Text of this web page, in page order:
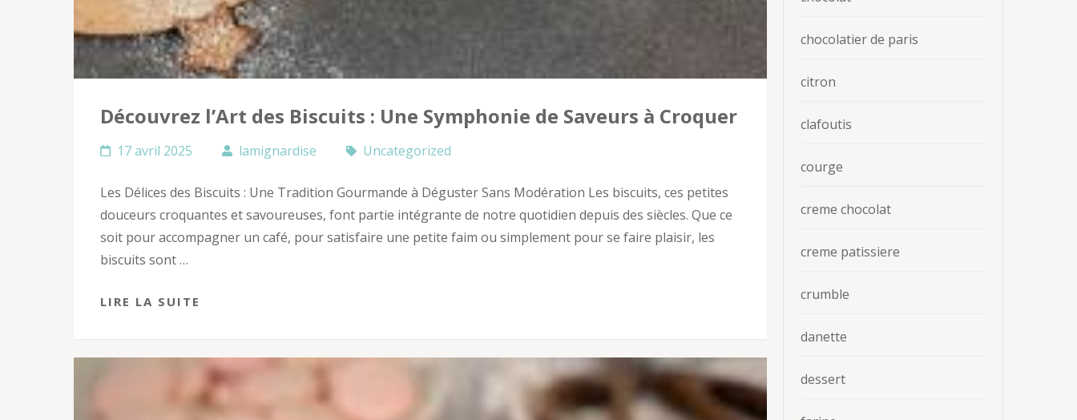
Découvrez l’Art des Biscuits : Une Symphonie de Saveurs à Croquer
17 avril 2025 lamignardise Uncategorized
Les Délices des Biscuits : Une Tradition Gourmande à Déguster Sans Modération Les biscuits, ces petites
douceurs croquantes et savoureuses, font partie intégrante de notre quotidien depuis des siècles. Que ce
soit pour accompagner un café, pour satisfaire une petite faim ou simplement pour se faire plaisir, les
biscuits sont …
LIRE LA SUITE
chocolatier de paris
citron
clafoutis
courge
creme chocolat
creme patissiere
crumble
danette
dessert